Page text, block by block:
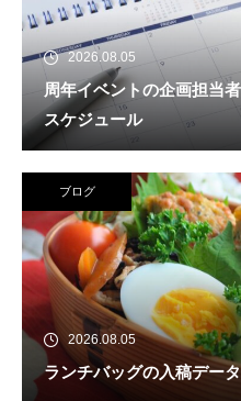
2026.08.05
周年イベントの企画担当
スケジュール
ブログ
2026.08.05
ランチバッグの入稿デー